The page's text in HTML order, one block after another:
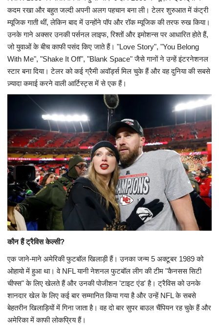
कदम रखा और बहुत जल्दी अपनी अलग पहचान बना ली। टेलर शुरुआत में कंट्री
म्यूजिक गाती थीं, लेकिन बाद में उन्होंने पॉप और रॉक म्यूजिक की तरफ रुख किया।
उनके गाने अक्सर उनकी पर्सनल लाइफ, रिश्तों और इमोशन्स पर आधारित होते हैं,
जो युवाओं के बीच काफी पसंद किए जाते हैं। "Love Story", "You Belong
With Me", "Shake It Off", "Blank Space" जैसे गानों ने उन्हें इंटरनेशनल
स्टार बना दिया। टेलर को कई ग्रैमी अवॉर्ड्स मिल चुके हैं और वह दुनिया की सबसे
ज़्यादा कमाई करने वाली आर्टिस्ट्स में से एक हैं।
कौन हैं ट्रैविस केल्सी?
एक जाने-माने अमेरिकी फुटबॉल खिलाड़ी हैं। उनका जन्म 5 अक्टूबर 1989 को
ओहायो में हुआ था। वे NFL यानी नेशनल फुटबॉल लीग की टीम "कैनसस सिटी
चीफ्स" के लिए खेलते हैं और उनकी पोजीशन 'टाइट एंड' है। ट्रैविस को उनके
शानदार खेल के लिए कई बार सम्मानित किया गया है और उन्हें NFL के सबसे
बेहतरीन खिलाड़ियों में गिना जाता है। वह दो बार सुपर बाउल चैंपियन रह चुके हैं और
अमेरिका में काफी लोकप्रिय हैं।